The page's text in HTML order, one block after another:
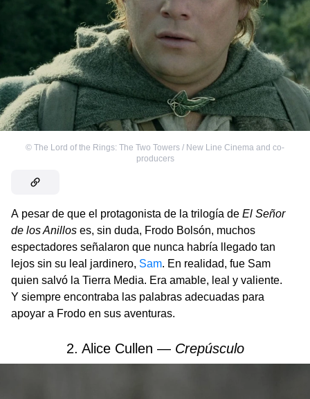
© The Lord of the Rings: The Two Towers / New Line Cinema and co-
producers
A pesar de que el protagonista de la trilogía de El Señor
de los Anillos es, sin duda, Frodo Bolsón, muchos
espectadores señalaron que nunca habría llegado tan
lejos sin su leal jardinero, Sam. En realidad, fue Sam
quien salvó la Tierra Media. Era amable, leal y valiente.
Y siempre encontraba las palabras adecuadas para
apoyar a Frodo en sus aventuras.
2. Alice Cullen — Crepúsculo